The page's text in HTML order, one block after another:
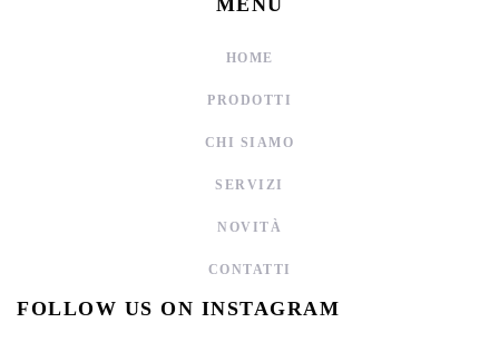
HOME
PRODOTTI
CHI SIAMO
SERVIZI
NOVITÀ
CONTATTI
FOLLOW US ON INSTAGRAM